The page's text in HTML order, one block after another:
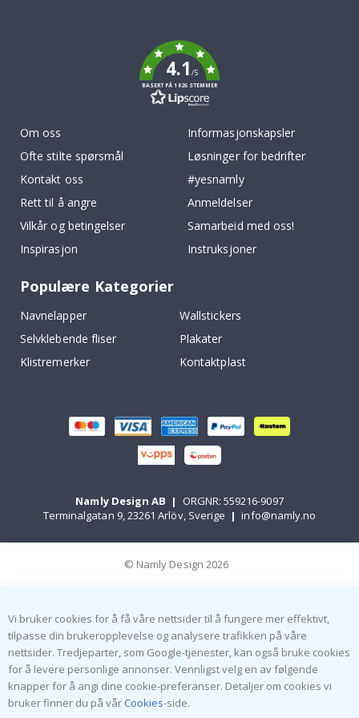
4.1/5
BASERT PÅ 1026 STEMMER
Om oss
Ofte stilte spørsmål
Kontakt oss
Rett til å angre
Vilkår og betingelser
Inspirasjon
Informasjonskapsler
Løsninger for bedrifter
#yesnamly
Anmeldelser
Samarbeid med oss!
Instruksjoner
Populære Kategorier
Navnelapper
Wallstickers
Selvklebende fliser
Plakater
Klistremerker
Kontaktplast
Namly Design AB |
ORGNR: 559216-9097
Terminalgatan 9, 23261 Arlöv, Sverige | info@namly.no
© Namly Design 2026
Vi bruker cookies for å få våre nettsider til å fungere mer effektivt,
tilpasse din brukeropplevelse og analysere trafikken på våre
nettsider. Tredjeparter, som Google-tjenester, kan også bruke cookies
for å levere personlige annonser. Vennligst velg en av følgende
knapper for å angi dine cookie-preferanser. Detaljer om cookies vi
bruker finner du på vår Cookies-side.